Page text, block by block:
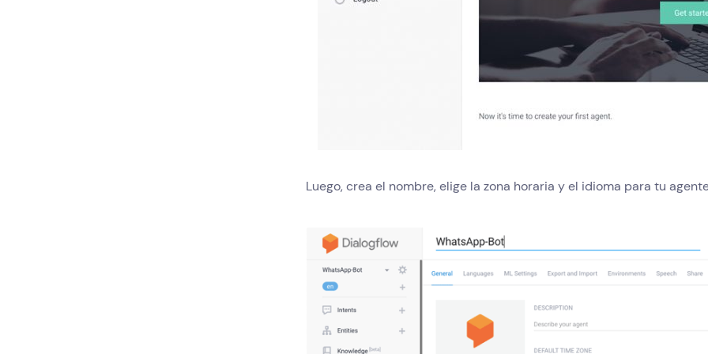
Luego, crea el nombre, elige la zona horaria y el idioma para tu